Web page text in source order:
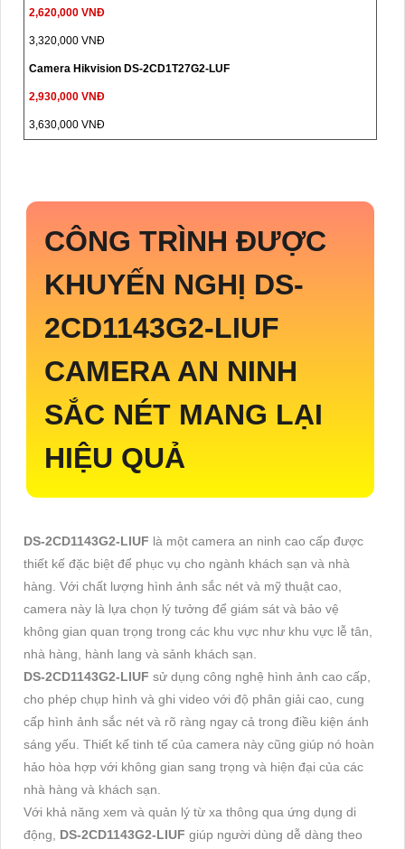
2,620,000 VNĐ
3,320,000 VNĐ
Camera Hikvision DS-2CD1T27G2-LUF
2,930,000 VNĐ
3,630,000 VNĐ
CÔNG TRÌNH ĐƯỢC
KHUYẾN NGHỊ DS-
2CD1143G2-LIUF
CAMERA AN NINH
SẮC NÉT MANG LẠI
HIỆU QUẢ
DS-2CD1143G2-LIUF là một camera an ninh cao cấp được
thiết kế đặc biệt để phục vụ cho ngành khách sạn và nhà
hàng. Với chất lượng hình ảnh sắc nét và mỹ thuật cao,
camera này là lựa chọn lý tưởng để giám sát và bảo vệ
không gian quan trọng trong các khu vực như khu vực lễ tân,
nhà hàng, hành lang và sảnh khách sạn.
DS-2CD1143G2-LIUF sử dụng công nghệ hình ảnh cao cấp,
cho phép chụp hình và ghi video với độ phân giải cao, cung
cấp hình ảnh sắc nét và rõ ràng ngay cả trong điều kiện ánh
sáng yếu. Thiết kế tinh tế của camera này cũng giúp nó hoàn
hảo hòa hợp với không gian sang trọng và hiện đại của các
nhà hàng và khách sạn.
Với khả năng xem và quản lý từ xa thông qua ứng dụng di
động, DS-2CD1143G2-LIUF giúp người dùng dễ dàng theo